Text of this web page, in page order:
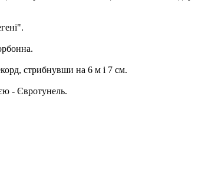
стрибнувши на 6 м і 7 см.
- Євротунель.